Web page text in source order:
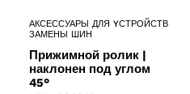
АКСЕССУАРЫ ДЛЯ YСТРОЙСТВ
ЗАМЕНЫ ШИН
Прижимной ролик |
наклонен под углом
45°